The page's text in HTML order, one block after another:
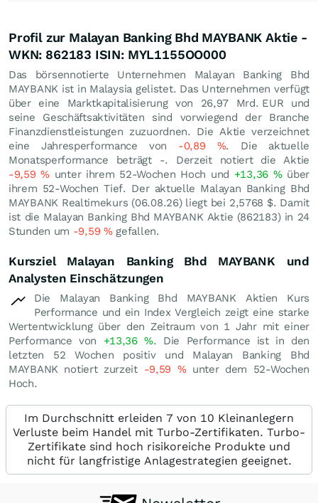
Profil zur Malayan Banking Bhd MAYBANK Aktie -
WKN: 862183 ISIN: MYL1155OO000
Das börsennotierte Unternehmen Malayan Banking Bhd
MAYBANK ist in Malaysia gelistet. Das Unternehmen verfügt
über eine Marktkapitalisierung von 26,97 Mrd. EUR und
seine Geschäftsaktivitäten sind vorwiegend der Branche
Finanzdienstleistungen zuzuordnen. Die Aktie verzeichnet
eine Jahresperformance von -0,89 %. Die aktuelle
Monatsperformance beträgt -. Derzeit notiert die Aktie
-9,59%unter ihrem 52-Wochen Hoch und +13,36 %über
ihrem 52-Wochen Tief. Der aktuelle Malayan Banking Bhd
MAYBANK Realtimekurs (06.08.26) liegt bei 2,5768 $. Damit
ist die Malayan Banking Bhd MAYBANK Aktie (862183) in 24
Stunden um -9,59 %gefallen.
Kursziel Malayan Banking Bhd MAYBANK und
Analysten Einschätzungen
Die Malayan Banking Bhd MAYBANK Aktien Kurs
Performance und ein Index Vergleich zeigt eine starke
Wertentwicklung über den Zeitraum von 1 Jahr mit einer
Performance von +13,36%. Die Performance ist in den
letzten 52 Wochen positiv und Malayan Banking Bhd
MAYBANK notiert zurzeit -9,59 %unter dem 52-Wochen
Hoch.
Im Durchschnitt erleiden 7 von 10 Kleinanlegern
Verluste beim Handel mit Turbo-Zertifikaten. Turbo-
Zertifikate sind hoch risikoreiche Produkte und
nicht für langfristige Anlagestrategien geeignet.